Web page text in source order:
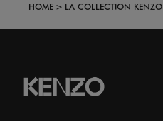
HOME LA COLLECTION KENZO